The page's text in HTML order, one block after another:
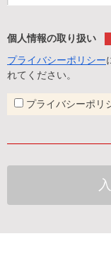
個人情報の取り扱い
プライバシーポリシー
れてください。
プライバシーポリ